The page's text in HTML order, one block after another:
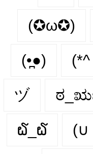
(✪ω✪)
(•̪●)
ヅ
໖_໖ (∪